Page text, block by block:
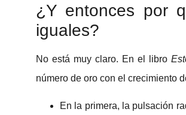
¿Y entonces por
iguales?
No está muy claro. En el libro
número de oro con el crecimiento
En la primera, la pulsación